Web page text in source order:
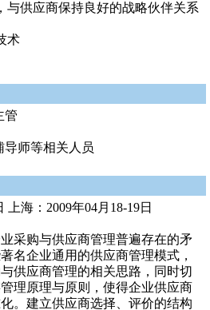
与供应商保持良好的战略伙伴关系
术
管
导师等相关人员
上海：2009年04月18-19日
购与供应商管理普遍存在的矛
名企业通用的供应商管理模式，
供应商管理的相关思路，同时切
理原理与原则，使得企业供应商
。建立供应商选择、评价的结构